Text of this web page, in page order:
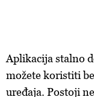
Aplikacija stalno
možete koristiti
uređaja. Postoji